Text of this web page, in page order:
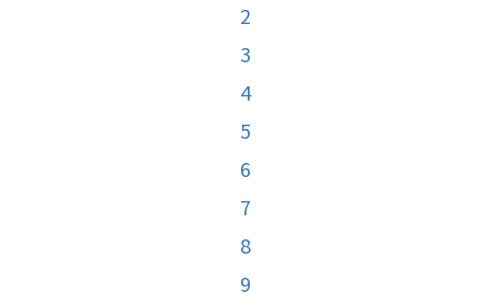
2
3
4
5
6
7
8
9